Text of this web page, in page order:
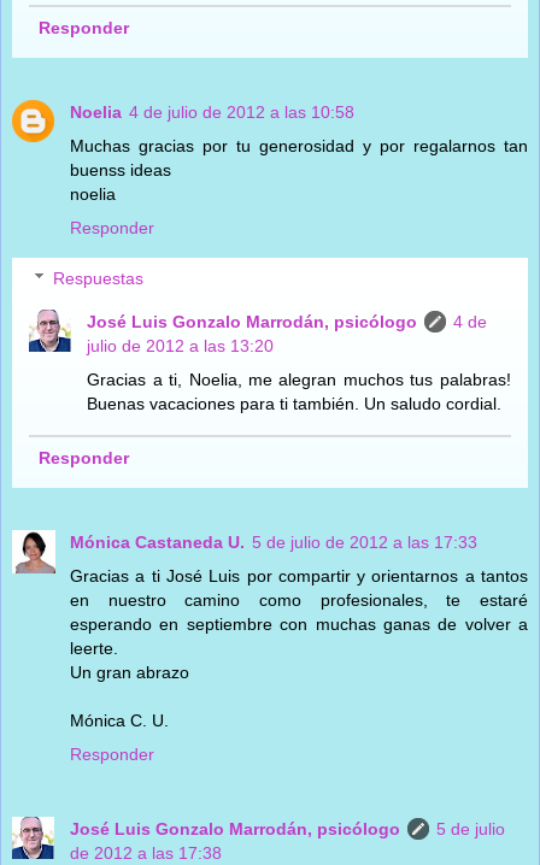
Responder
Noelia 4 de julio de 2012 a las 10:58
Muchas gracias por tu generosidad y por regalarnos tan
buenss ideas
noelia
Responder
Respuestas
José Luis Gonzalo Marrodán, psicólogo
4 de
julio de 2012 a las 13:20
Gracias a ti, Noelia, me alegran muchos tus palabras!
Buenas vacaciones para ti también. Un saludo cordial.
Responder
Mónica Castaneda U. 5 de julio de 2012 a las 17:33
Gracias a ti José Luis por compartir y orientarnos a tantos
en nuestro camino como profesionales, te estaré
esperando en septiembre con muchas ganas de volver a
leerte.
Un gran abrazo
Mónica C. U.
Responder
José Luis Gonzalo Marrodán, psicólogo
5 de julio
de 2012 a las 17:38